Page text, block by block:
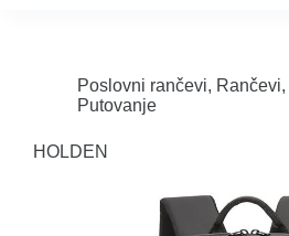
Poslovni rančevi, Rančevi,
Putovanje
HOLDEN